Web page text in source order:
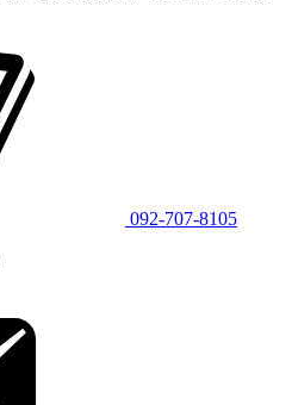
092-707-8105